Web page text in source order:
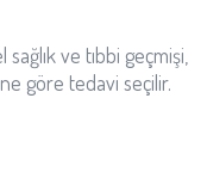
ve tıbbi geçmişi,
göre tedavi seçilir.